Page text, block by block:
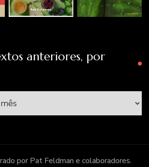
anteriores, por
por Pat Feldman e colaboradores.